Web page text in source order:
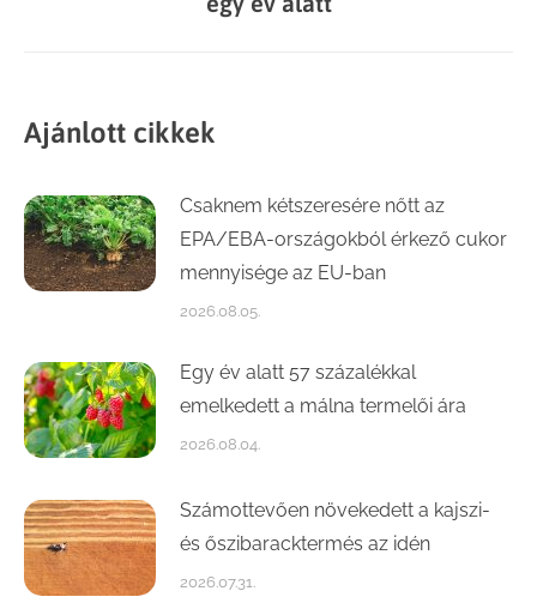
post:
Ajánlott cikkek
Csaknem kétszeresére nőtt az
EPA/EBA-országokból érkező cukor
mennyisége az EU-ban
2026.08.05.
Egy év alatt 57 százalékkal
emelkedett a málna termelői ára
2026.08.04.
Számottevően növekedett a kajszi-
és őszibaracktermés az idén
2026.07.31.